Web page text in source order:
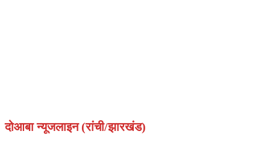
दोआबा न्यूजलाइन (रांची/झारखंड)